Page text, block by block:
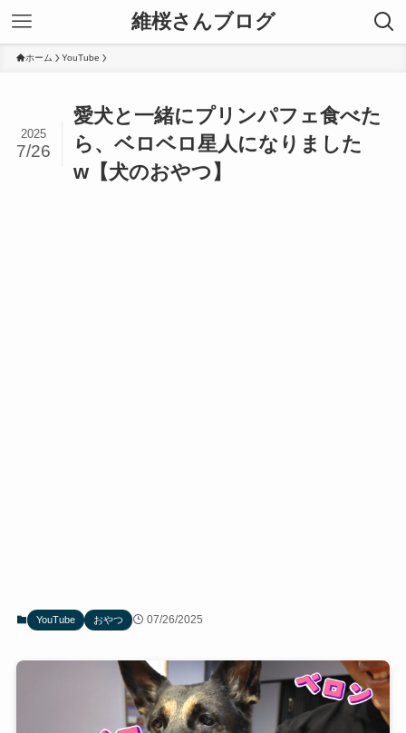
維桜さんブログ
ホーム YouTube
愛犬と一緒にプリンパフェ食べた
ら、ベロベロ星人になりました
w【犬のおやつ】
2025
7/26
YouTube おやつ 07/26/2025